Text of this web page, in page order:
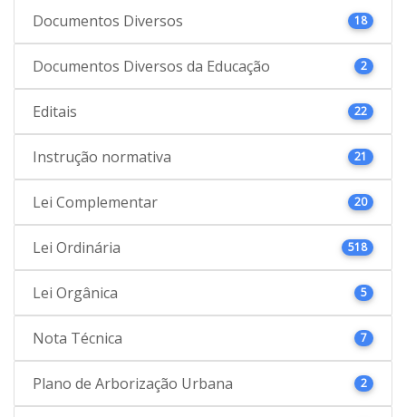
Documentos Diversos 18
Documentos Diversos da Educação 2
Editais 22
Instrução normativa 21
Lei Complementar 20
Lei Ordinária 518
Lei Orgânica 5
Nota Técnica 7
Plano de Arborização Urbana 2